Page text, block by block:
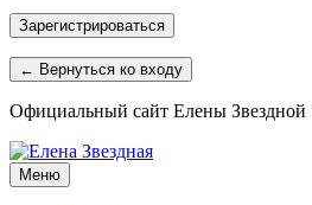
← Вернуться ко входу
к
Официальный сайт Елены Звездной
Меню